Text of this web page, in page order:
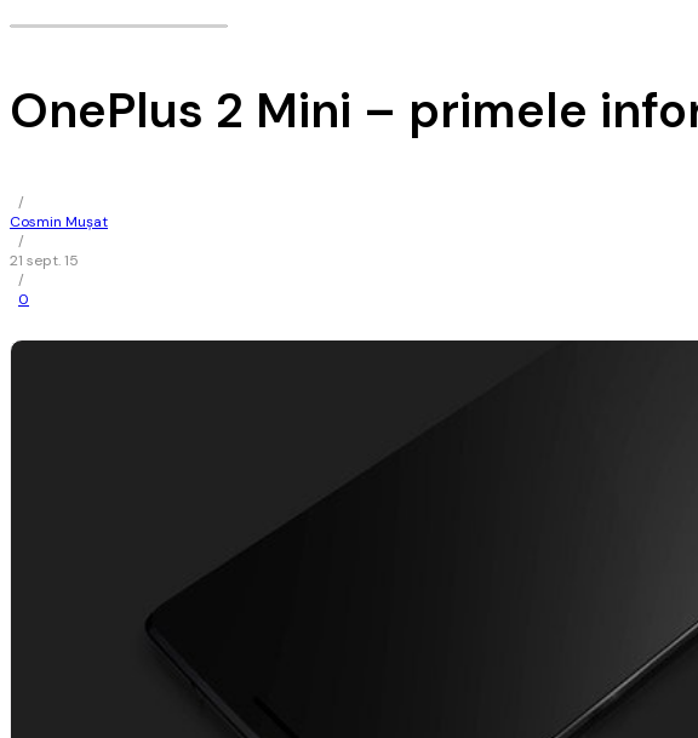
OnePlus 2 Mini – primele
/
Cosmin Mușat
/
21 sept. 15
/
0